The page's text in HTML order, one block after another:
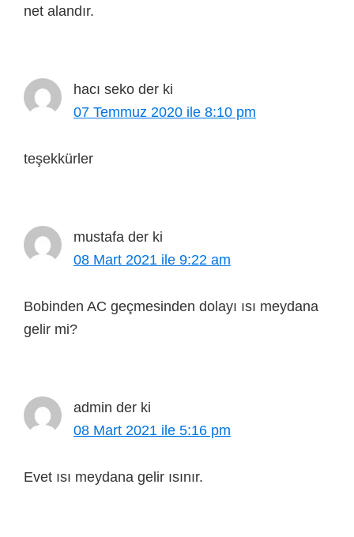
net alandır.
hacı seko der ki
07 Temmuz 2020 ile 8:10 pm
teşekkürler
mustafa der ki
08 Mart 2021 ile 9:22 am
Bobinden AC geçmesinden dolayı ısı meydana
gelir mi?
admin der ki
08 Mart 2021 ile 5:16 pm
Evet ısı meydana gelir ısınır.